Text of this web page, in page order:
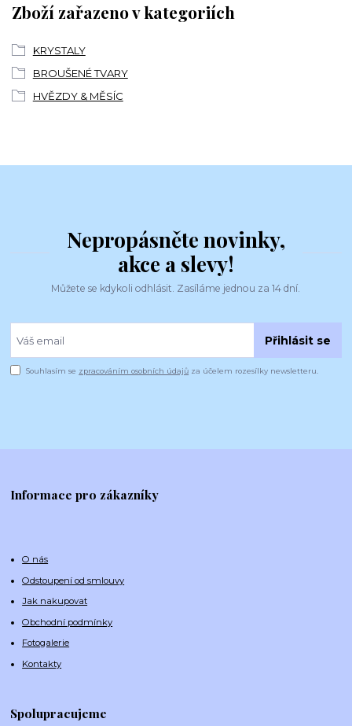
Zboží zařazeno v kategoriích
KRYSTALY
BROUŠENÉ TVARY
HVĚZDY & MĚSÍC
Nepropásněte novinky,
akce a slevy!
Můžete se kdykoli odhlásit. Zasíláme jednou za 14 dní.
Přihlásit se
Souhlasím se zpracováním osobních údajů za účelem rozesílky newsletteru.
Informace pro zákazníky
O nás
Odstoupení od smlouvy
Jak nakupovat
Obchodní podmínky
Fotogalerie
Kontakty
Spolupracujeme